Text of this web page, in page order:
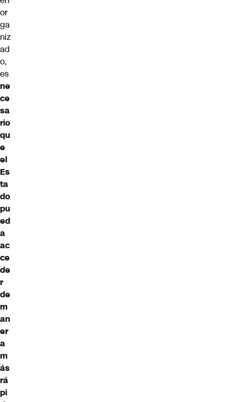
or
ga
niz
ad
o,
es
ne
ce
sa
rio
qu
e
el
Es
ta
do
pu
ed
a
ac
ce
de
r
de
m
an
er
a
m
ás
rá
pi